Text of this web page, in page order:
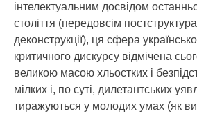
інтелектуальним досвідом
століття (передовсім
деконструкції), ця сфера
критичного дискурсу відмічена
великою масою хльостких і
мілких і, по суті, дилетантських
тиражуються у молодих умах (як